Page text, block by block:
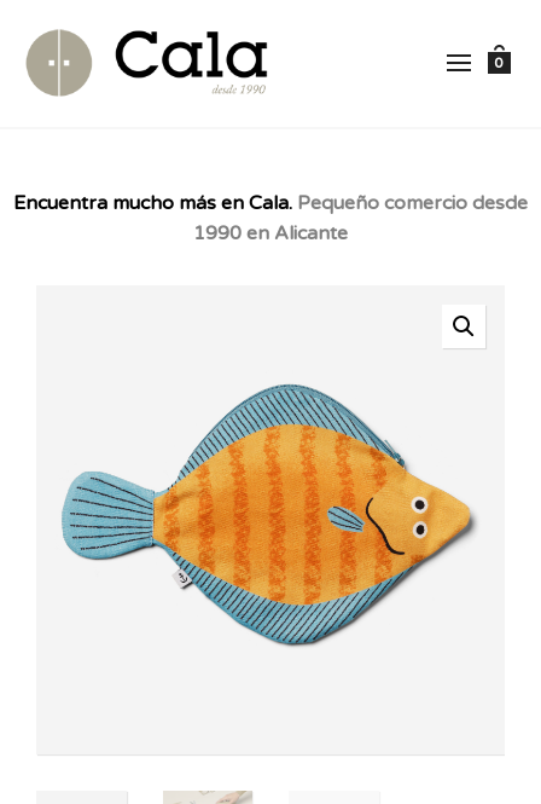
0
Encuentra mucho más en Cala. Pequeño comercio desde
1990 en Alicante